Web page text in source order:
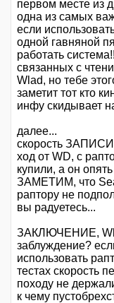
первом месте из
одна из самых
если
одной гавняной
работать
связанных с
Wlad, но тебе
заметит тот кто
инфу скидывает
далее...
скорость
ход от WD, с
купили, а он
ЗАМЕТИМ, что
раптору не
вы радуетесь...
ЗАКЛЮЧЕНИЕ,
заблуждение?
использовать
тестах скорость
походу не
к чему